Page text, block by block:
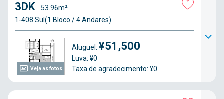
Veja as fotos
3DK
53.96m²
1-408 Sul(1 Bloco / 4 Andares)
Aluguel: ¥51,500
Luva: ¥0
Taxa de agradecimento: ¥0